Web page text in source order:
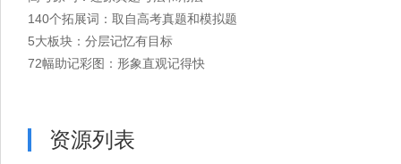
140个拓展词：取自高考真题和模拟题
5大板块：分层记忆有目标
72幅助记彩图：形象直观记得快
资源列表